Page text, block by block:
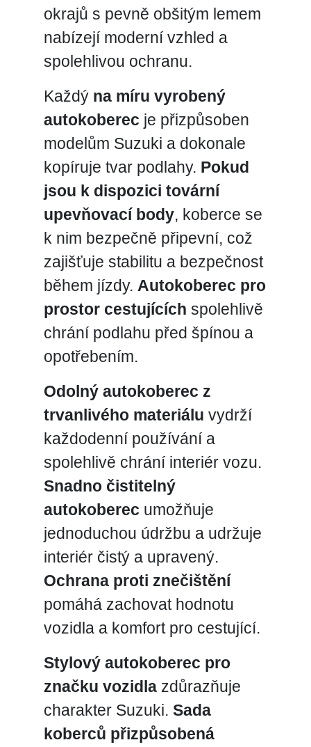
okrajů s pevně obšitým lemem
nabízejí moderní vzhled a
spolehlivou ochranu.
Každý na míru vyrobený
autokoberec je přizpůsoben
modelům Suzuki a dokonale
kopíruje tvar podlahy. Pokud
jsou k dispozici tovární
upevňovací body, koberce se
k nim bezpečně připevní, což
zajišťuje stabilitu a bezpečnost
během jízdy. Autokoberec pro
prostor cestujících spolehlivě
chrání podlahu před špínou a
opotřebením.
Odolný autokoberec z
trvanlivého materiálu vydrží
každodenní používání a
spolehlivě chrání interiér vozu.
Snadno čistitelný
autokoberec umožňuje
jednoduchou údržbu a udržuje
interiér čistý a upravený.
Ochrana proti znečištění
pomáhá zachovat hodnotu
vozidla a komfort pro cestující.
Stylový autokoberec pro
značku vozidlazdůrazňuje
charakter Suzuki. Sada
koberců přizpůsobená